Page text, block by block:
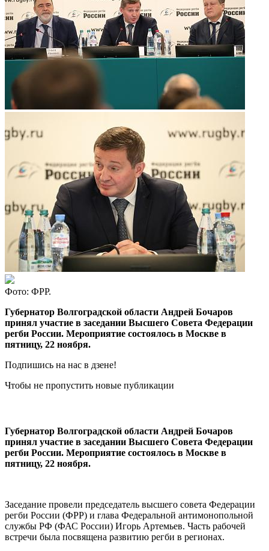
Фото: ФРР.
Губернатор Волгоградской области Андрей Бочаров
принял участие в заседании Высшего Совета Федерации
регби России. Мероприятие состоялось в Москве в
пятницу, 22 ноября.
Подпишись на нас в дзене!
Чтобы не пропустить новые публикации
Губернатор Волгоградской области Андрей Бочаров
принял участие в заседании Высшего Совета Федерации
регби России. Мероприятие состоялось в Москве в
пятницу, 22 ноября.
Заседание провели председатель высшего совета Федерации
регби России (ФРР) и глава Федеральной антимонопольной
службы РФ (ФАС России) Игорь Артeмьев. Часть рабочей
встречи была посвящена развитию регби в регионах.